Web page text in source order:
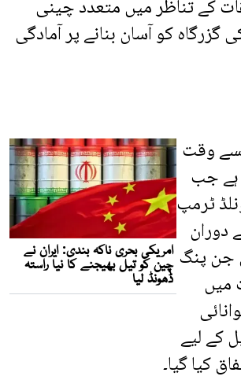
کے تناظر میں متعدد چینی
کو آسان بنانے پر آمادگی
وقت
ہے جب
ٹرمپ
دوران
پنگ
میں
کے لیے
کیا گیا۔